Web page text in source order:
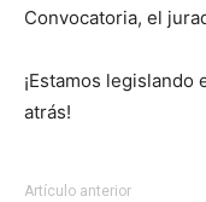
Convocatoria, el
¡Estamos legislando
atrás!
Artículo anterior